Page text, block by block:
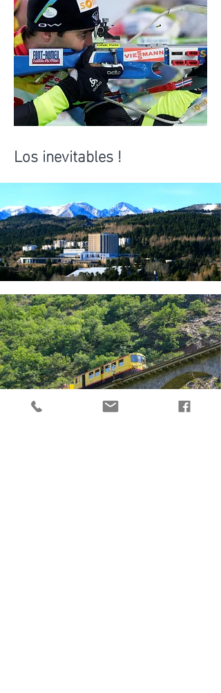
Los inevitables !